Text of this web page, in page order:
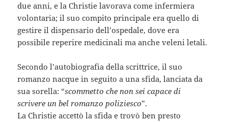
due anni, e la Christie lavorava come infermiera
volontaria; il suo compito principale era quello di
gestire il dispensario dell’ospedale, dove era
possibile reperire medicinali ma anche veleni letali.
Secondo l’autobiografia della scrittrice, il suo
romanzo nacque in seguito a una sfida, lanciata da
sua sorella: “scommetto che non sei capace di
scrivere un bel romanzo poliziesco”.
La Christie accettò la sfida e trovò ben presto